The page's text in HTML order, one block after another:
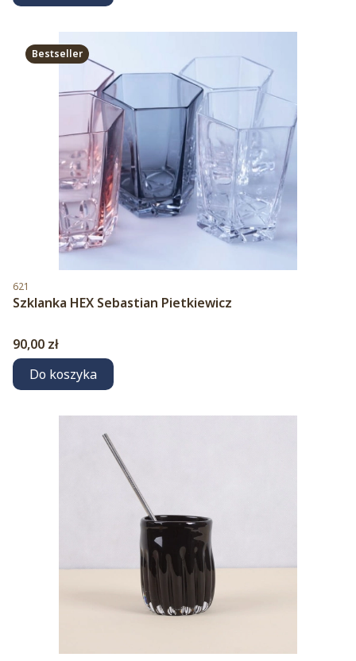
Bestseller
Kod produktu
621
Szklanka HEX Sebastian Pietkiewicz
Cena
90,00 zł
Do koszyka